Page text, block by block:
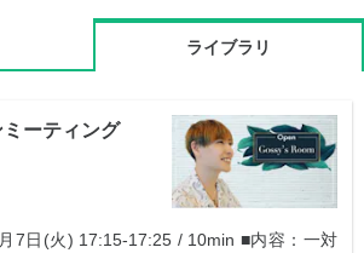
ライブラリ
ーティング
7日(火) 17:15-17:25 / 10min ■内容：一対